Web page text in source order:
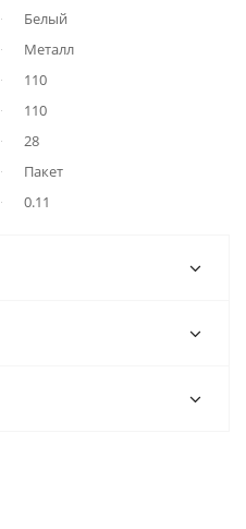
Белый
Металл
110
110
28
Пакет
0.11